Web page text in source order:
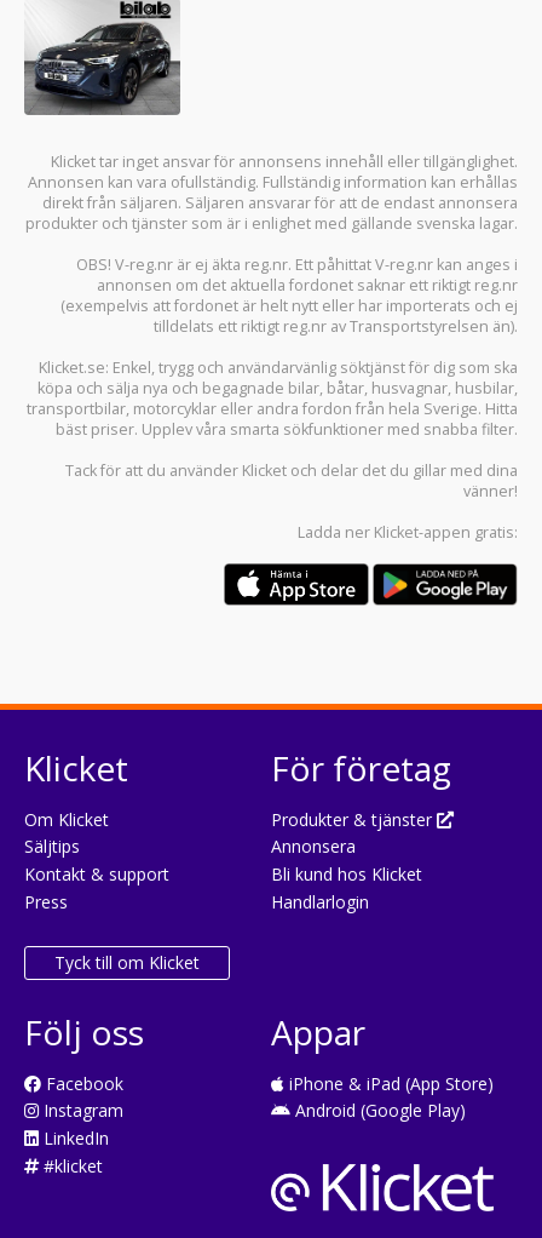
Klicket tar inget ansvar för annonsens innehåll eller tillgänglighet.
Annonsen kan vara ofullständig. Fullständig information kan erhållas
direkt från säljaren. Säljaren ansvarar för att de endast annonsera
produkter och tjänster som är i enlighet med gällande svenska lagar.
OBS! V-reg.nr är ej äkta reg.nr. Ett påhittat V-reg.nr kan anges i
annonsen om det aktuella fordonet saknar ett riktigt reg.nr
(exempelvis att fordonet är helt nytt eller har importerats och ej
tilldelats ett riktigt reg.nr av Transportstyrelsen än).
Klicket.se: Enkel, trygg och användarvänlig söktjänst för dig som ska
köpa och sälja nya och begagnade bilar, båtar, husvagnar, husbilar,
transportbilar, motorcyklar eller andra fordon från hela Sverige. Hitta
bäst priser. Upplev våra smarta sökfunktioner med snabba filter.
Tack för att du använder Klicket och delar det du gillar med dina
vänner!
Ladda ner Klicket-appen gratis:
Klicket
Om Klicket
Säljtips
Kontakt & support
Press
Tyck till om Klicket
För företag
Produkter & tjänster
Annonsera
Bli kund hos Klicket
Handlarlogin
Följ oss
Facebook
Instagram
LinkedIn
#klicket
Appar
iPhone & iPad (App Store)
Android (Google Play)